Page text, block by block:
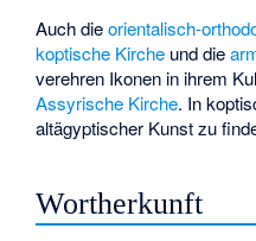
Auch dieorientalisch-
koptische Kirche und die
verehren Ikonen in ihrem
Assyrische Kirche. In
altägyptischer Kunst zu
Wortherkunft